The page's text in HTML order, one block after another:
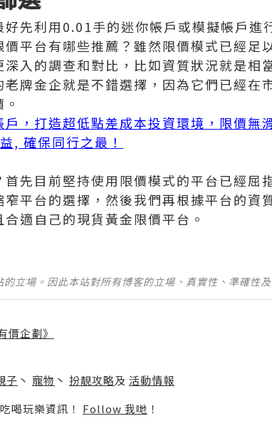
先利用0.01手的迷你帳戶或模擬帳戶進
平台有哪些推薦？雖然限價模式已經足
入的調查和對比，比如資質狀況就是相
牌金企就是不錯選擇，因為它們已經在
，打造超低點差成本投資環境，限價無
, 確保同行之最！
先目前堅持使用限價模式的平台已經屈
平台的選擇，然後我們再根據平台的資
適自己的現貨黃金限價平台。
立場。因此本站對所有博客的立場、真實性、準確性
價企劃》
子 丶 寵物 丶 扮靚攻略及 活動情報
喝玩樂資訊！ Follow 我哋 ！